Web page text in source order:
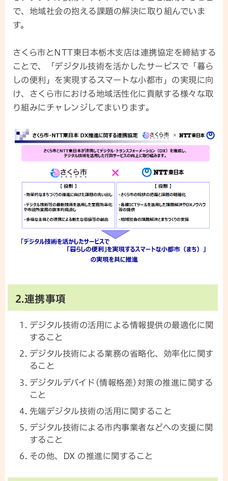
で、地域社会の抱える課題の解決に取り組んでいま
す。
さくら市とNTT東日本栃木支店は連携協定を締結する
ことで、「デジタル技術を活かしたサービスで「暮ら
しの便利」を実現するスマートな小都市」の実現に向
け、さくら市における地域活性化に貢献する様々な取
り組みにチャレンジしてまいります。
2.連携事項
デジタル技術の活用による情報提供の最適化に関
すること
デジタル技術による業務の省略化、効率化に関す
ること
デジタルデバイド(情報格差)対策の推進に関する
こと
先端デジタル技術の活用に関すること
デジタル技術による市内事業者などへの支援に関
すること
その他、DX の推進に関すること